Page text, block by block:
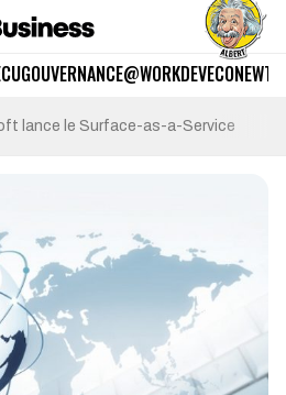
GOUVERNANCE@WORKDEVECO
lance le Surface-as-a-Service